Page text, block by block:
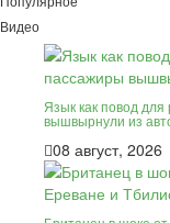
Видео
Язык как повод
вышвырнули из
08 август, 2026